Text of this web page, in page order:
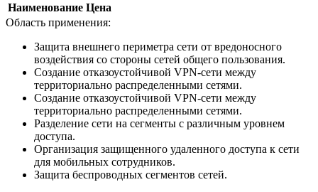
Наименование Цена
Область применения:
Защита внешнего периметра сети от вредоносного
воздействия со стороны сетей общего пользования.
Создание отказоустойчивой VPN-сети между
территориально распределенными сетями.
Создание отказоустойчивой VPN-сети между
территориально распределенными сетями.
Разделение сети на сегменты с различным уровнем
доступа.
Организация защищенного удаленного доступа к сети
для мобильных сотрудников.
Защита беспроводных сегментов сетей.